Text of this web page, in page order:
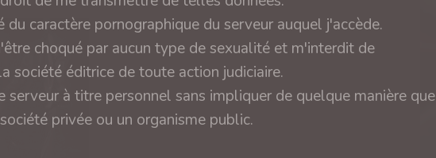
du caractère pornographique du serveur auquel j'accède.
choqué par aucun type de sexualité et m'interdit de
société éditrice de toute action judiciaire.
serveur à titre personnel sans impliquer de quelque manière que
privée ou un organisme public.